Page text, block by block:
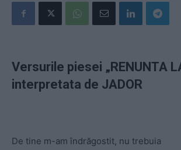
Versurile piesei „RENUNTA
interpretata de JADOR
De tine m-am îndrăgostit, nu trebuia